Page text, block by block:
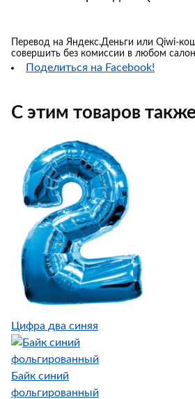
Перевод на Яндекс.Деньги или Qiwi-
совершить без комиссии в любом
Поделиться на Facebook!
С этим товаров
Цифра два синяя
Байк синий
фольгированный